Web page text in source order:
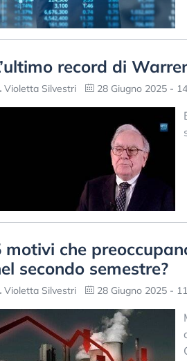
record di
Violetta Silvestri 28 Giugno 2025 -
motivi che
secondo semestre?
Violetta Silvestri 28 Giugno 2025 -